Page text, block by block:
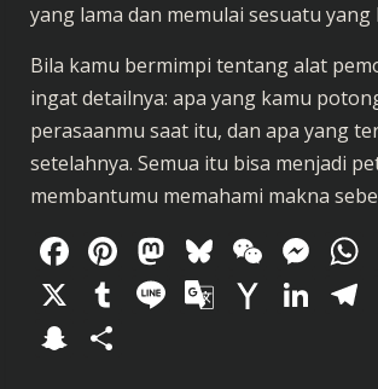
yang lama dan memulai sesuatu yang
Bila kamu bermimpi tentang alat
ingat detailnya: apa yang kamu
perasaanmu saat itu, dan apa yang
setelahnya. Semua itu bisa menjadi
membantumu memahami makna
Facebook
Pinterest
Mastodon
Bluesky
X
Tumblr
LineGoogle
Yahoo
Snapchat